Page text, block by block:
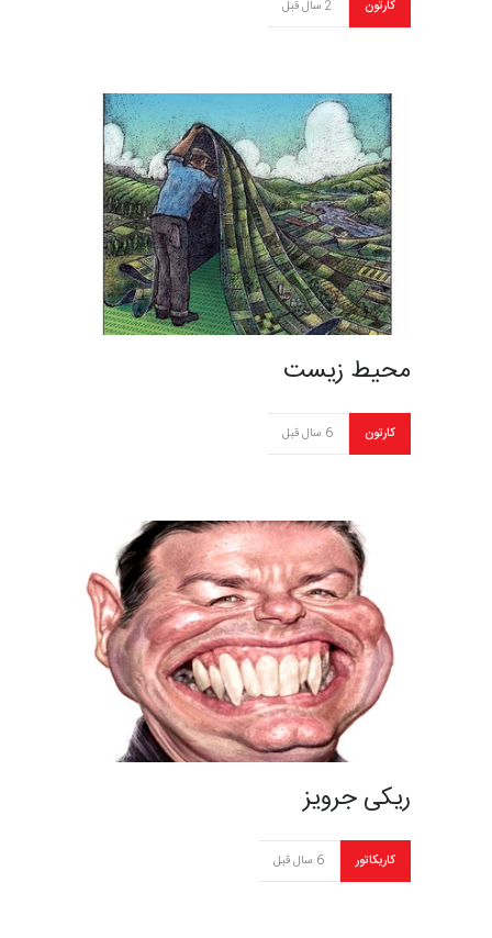
کارتون 2 سال قبل
محیط زیست
کارتون 6 سال قبل
ریکی جرویز
کاریکاتور 6 سال قبل